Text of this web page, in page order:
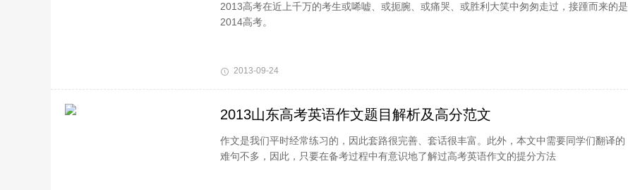
2013高考在近上千万的考生或唏嘘、或扼腕、或痛哭、或胜利大笑中匆匆走过，接踵而来的是
2014高考。
2013-09-24
2013山东高考英语作文题目解析及高分范文
作文是我们平时经常练习的，因此套路很完善、套话很丰富。此外，本文中需要同学们翻译的
难句不多，因此，只要在备考过程中有意识地了解过高考英语作文的提分方法